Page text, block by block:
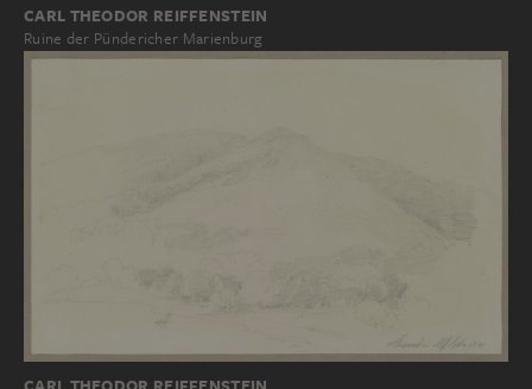
CARL THEODOR REIFFENSTEIN
Ruine der Pündericher Marienburg